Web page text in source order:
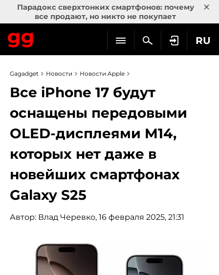
Парадокс сверхтонких смартфонов: почему
все продают, но никто не покупает
×
RU
Gagadget Новости Новости Apple
Все iPhone 17 будут
оснащены передовыми
OLED-дисплеями M14,
которых нет даже в
новейших смартфонах
Galaxy S25
Автор: Влад Черевко, 16 февраля 2025, 21:31